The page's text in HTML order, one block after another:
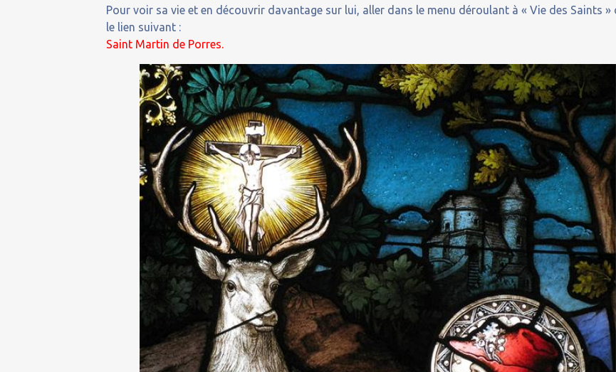
Pour voir sa vie et en découvrir davantage sur lui, aller dans le menu déroulant à « Vie des Saints »
le lien suivant :
Saint Martin de Porres.